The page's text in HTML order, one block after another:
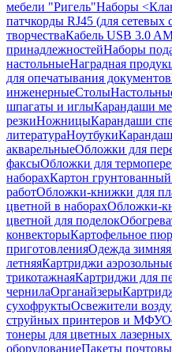
мебели "Ригель"Наборы
патчкорды RJ45 (для сетевых
творчестваКабель USB 3.0
принадлежностейНаборы
настольныеНаградная
для опечатывания документов
инженерныеСтолы
шпагаты и иглыКарандаши
резкиНожницыКарандаши
литератураНоутбуки
акварельныеОбложки для
факсыОбложки для
наборахКартон
работОбложки-книжки для
цветной в наборахОбложки-
цветной для поделок
конвекторыКартофельное
приготовленияОдежда зимняя
летняяКартриджи
трикотажнаяКартриджи для
чернилаОрганайзеры
сухофруктыОсвежители
струйных принтеров и МФУ
тонеры для цветных
оборудованиеПакеты